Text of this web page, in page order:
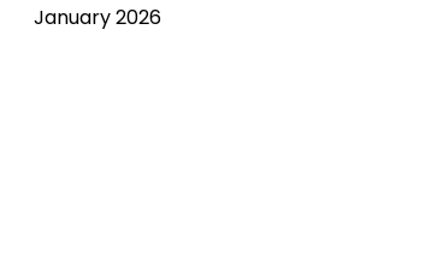
January 2026